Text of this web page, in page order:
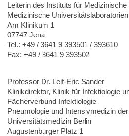
Leiterin des Instituts für Medizinische
Medizinische Universitätslaboratorien
Am Klinikum 1
07747 Jena
Tel.: +49 / 3641 9 393501 / 393610
Fax: +49 / 3641 9 393502
Professor Dr. Leif-Eric Sander
Klinikdirektor, Klinik für Infektiologie
Fächerverbund Infektiologie
Pneumologie und Intensivmedizin
Universitätsmedizin Berlin
Augustenburger Platz 1